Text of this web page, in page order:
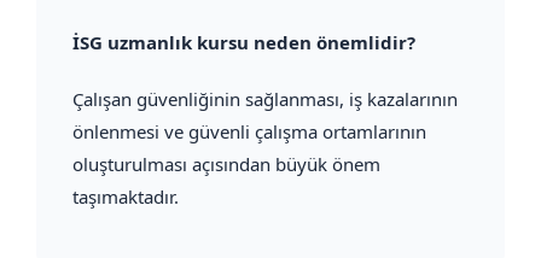
İSG uzmanlık kursu neden önemlidir?
Çalışan güvenliğinin sağlanması, iş kazalarının
önlenmesi ve güvenli çalışma ortamlarının
oluşturulması açısından büyük önem
taşımaktadır.